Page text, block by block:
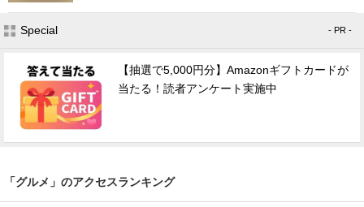
Special - PR -
【抽選で5,000円分】Amazonギフトカードが
当たる！読者アンケート実施中
「グルメ」のアクセスランキング